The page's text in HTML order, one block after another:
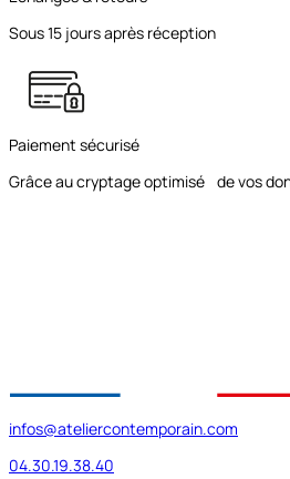
Sous 15 jours après réception
Paiement sécurisé
Grâce au cryptage optimisé de vos
infos@ateliercontemporain.com
04.30.19.38.40